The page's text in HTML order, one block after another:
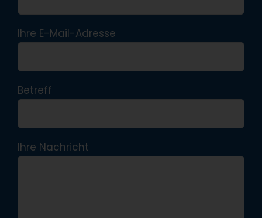
Ihre E-Mail-Adresse
Betreff
Ihre Nachricht